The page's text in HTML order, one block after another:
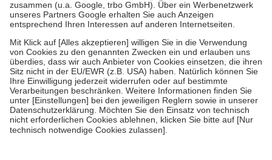
Verordnung.
Um das Engagement der Versicherten für ihre eigene Gesundheit zu
stärken und die besondere Stellung der Familie zu unterstützen,
fallenkeine Zuzahlungenan bei:
• Kindern und Jugendlichen bis zum vollendeten 18. Lebensjahr
mit Ausnahme der Fahrkosten
• Untersuchungen zur Vorsorge und Früherkennung, die von der
GKV getragen werden
• empfohlenen Schutzimpfungen
• Harn- und Blutteststreifen